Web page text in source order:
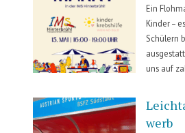
Ein
Kinder –
Schülern
uns auf
werb